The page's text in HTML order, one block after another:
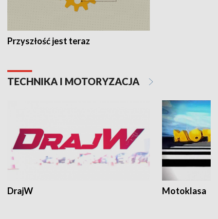
Przyszłość jest teraz
TECHNIKA I MOTORYZACJA
DrajW Motoklasa